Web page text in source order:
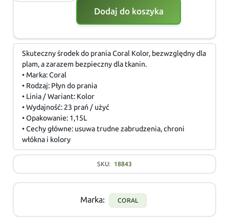
Dodaj do koszyka
Skuteczny środek do prania Coral Kolor, bezwzględny dla
plam, a zarazem bezpieczny dla tkanin.
• Marka: Coral
• Rodzaj: Płyn do prania
• Linia / Wariant: Kolor
• Wydajność: 23 prań / użyć
• Opakowanie: 1,15L
• Cechy główne: usuwa trudne zabrudzenia, chroni
włókna i kolory
SKU: 18843
Marka: CORAL